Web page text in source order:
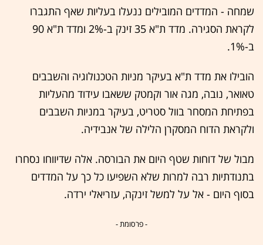
שמחה - המדדים המובילים ננעלו בעליות שאף התגברו
לקראת הסגירה. מדד ת"א 35 זינק ב-2% ומדד ת"א 90
ב-1%.
הובילו את מדד ת"א בעיקר מניות הטכנולוגיה והשבבים
טאואר, נובה, מגה אור וקמטק ששאבו עידוד מהעליות
בפתיחת המסחר בוול סטריט, בעיקר במניות השבבים
ולקראת הדוח המסקרן הלילה של אנבידיה.
מבול של דוחות שטף היום את הבורסה. אלה שדיווחו נסחרו
בתנודתיות רבה למרות שלא השפיעו כל כך על המדדים
בסוף היום - אל על למשל זינקה, עזריאלי ירדה.
- פרסומת -